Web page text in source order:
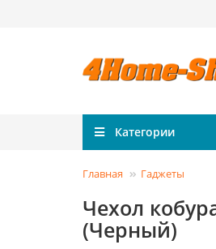
Категории
Главная Гаджеты
Чехол
(Черный)